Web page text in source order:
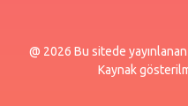
@ 2026 Bu sitede
Kaynak